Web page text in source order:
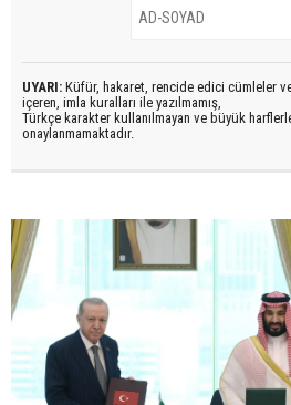
UYARI: Küfür, hakaret, rencide edici cümleler
içeren, imla kuralları ile yazılmamış,
Türkçe karakter kullanılmayan ve büyük
onaylanmamaktadır.